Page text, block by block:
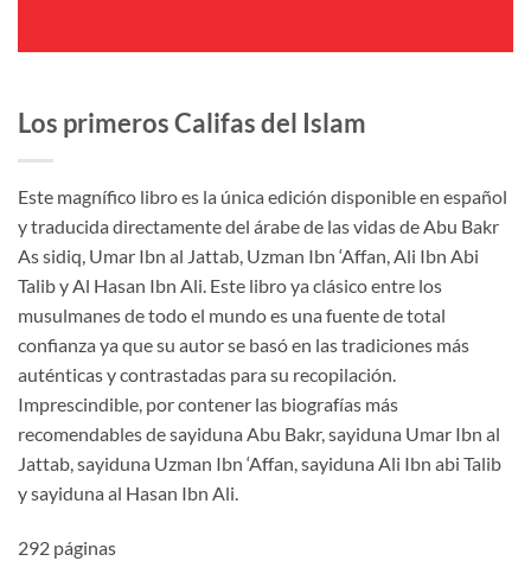
Los primeros Califas del Islam
Este magnífico libro es la única edición disponible en español
y traducida directamente del árabe de las vidas de Abu Bakr
As sidiq, Umar Ibn al Jattab, Uzman Ibn ‘Affan, Ali Ibn Abi
Talib y Al Hasan Ibn Ali. Este libro ya clásico entre los
musulmanes de todo el mundo es una fuente de total
confianza ya que su autor se basó en las tradiciones más
auténticas y contrastadas para su recopilación.
Imprescindible, por contener las biografías más
recomendables de sayiduna Abu Bakr, sayiduna Umar Ibn al
Jattab, sayiduna Uzman Ibn ‘Affan, sayiduna Ali Ibn abi Talib
y sayiduna al Hasan Ibn Ali.
292 páginas